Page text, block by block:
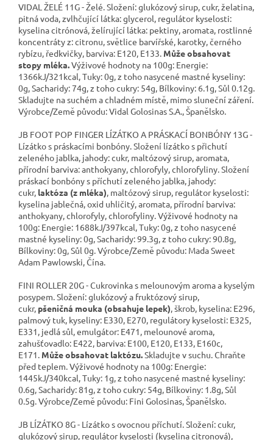
VIDAL ŽELÉ 11G - Želé. Složení: glukózový sirup, cukr, želatina,
pitná voda, zvlhčující látka: glycerol, regulátor kyselosti:
kyselina citrónová, želírující látka: pektiny, aromata, rostlinné
koncentráty z: citronu, světlice barvířské, karotky, černého
rybízu, ředkvičky, barviva: E120, E133. Může obsahovat
stopy mléka.Výživové hodnoty na 100g: Energie:
1366kJ/321kcal, Tuky: 0g, z toho nasycené mastné kyseliny:
0g, Sacharidy: 74g, z toho cukry: 54g, Bílkoviny: 6.1g, Sůl 0.12g.
Skladujte na suchém a chladném místě, mimo sluneční záření.
Výrobce/Země původu: Vidal Golosinas S.A., Španělsko.
JB FOOT POP FINGER LÍZÁTKO A PRÁSKACÍ BONBÓNY 13G -
Lízátko s práskacími bonbóny. Složení lízátko s přichutí
zeleného jablka, jahody: cukr, maltózový sirup, aromata,
přírodní barviva: anthokyany, chlorofyly, chlorofyliny. Složení
práskací bonbóny s příchutí zeleného jablka, jahody:
cukr, laktóza (z mléka), maltózový sirup, regulátor kyselosti:
kyselina jablečná, oxid uhličitý, aromata, přírodní barviva:
anthokyany, chlorofyly, chlorofyliny. Výživové hodnoty na
100g: Energie: 1688kJ/397kcal, Tuky: 0g, z toho nasycené
mastné kyseliny: 0g, Sacharidy: 99.3g, z toho cukry: 90.8g,
Bílkoviny: 0g, Sůl 0g. Výrobce/Země původu: Mada Sweet
Adam Pawlowski, Čína.
FINI ROLLER 20G - Cukrovinka s melounovým aroma a kyselým
posypem. Složení: glukózový a fruktózový sirup,
cukr, pšeničná mouka (obsahuje lepek), škrob, kyselina: E296,
palmový tuk, kyseliny: E330, E270, regulátory kyselosti: E325,
E331, jedlá sůl, emulgátor: E471, melounové aroma,
zahušťovadlo: E422, barviva: E100, E120, E133, E160c,
E171. Může obsahovat laktózu.Skladujte v suchu. Chraňte
před teplem. Výživové hodnoty na 100g: Energie:
1445kJ/340kcal, Tuky: 1g, z toho nasycené mastné kyseliny:
0.6g, Sacharidy: 81g, z toho cukry: 54g, Bílkoviny: 1.8g, Sůl
0.5g. Výrobce/Země původu: Fini Golosinas, Španělsko.
JB LÍZÁTKO 8G - Lízátko s ovocnou příchutí. Složení: cukr,
glukózový sirup, regulátor kyselosti (kyselina citronová),